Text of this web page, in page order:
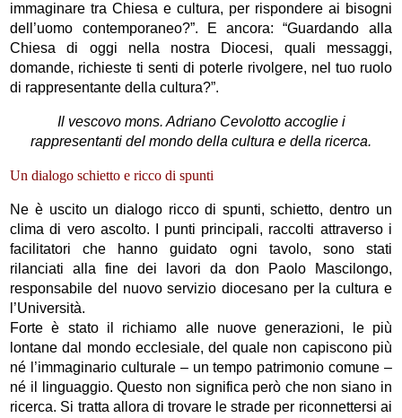
immaginare tra Chiesa e cultura, per rispondere ai bisogni
dell’uomo contemporaneo?”. E ancora: “Guardando alla
Chiesa di oggi nella nostra Diocesi, quali messaggi,
domande, richieste ti senti di poterle rivolgere, nel tuo ruolo
di rappresentante della cultura?”.
Il vescovo mons. Adriano Cevolotto accoglie i
rappresentanti del mondo della cultura e della ricerca.
Un dialogo schietto e ricco di spunti
Ne è uscito un dialogo ricco di spunti, schietto, dentro un
clima di vero ascolto. I punti principali, raccolti attraverso i
facilitatori che hanno guidato ogni tavolo, sono stati
rilanciati alla fine dei lavori da don Paolo Mascilongo,
responsabile del nuovo servizio diocesano per la cultura e
l’Università.
Forte è stato il richiamo alle nuove generazioni, le più
lontane dal mondo ecclesiale, del quale non capiscono più
né l’immaginario culturale – un tempo patrimonio comune –
né il linguaggio. Questo non significa però che non siano in
ricerca. Si tratta allora di trovare le strade per riconnettersi ai